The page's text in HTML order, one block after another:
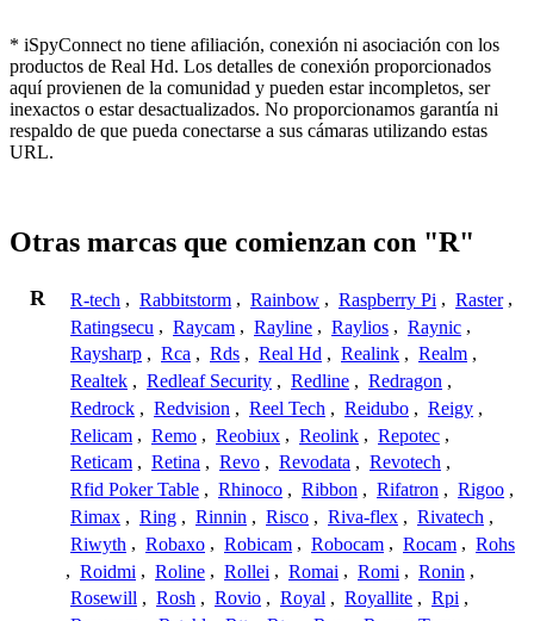
* iSpyConnect no tiene afiliación, conexión ni asociación con los
productos de Real Hd. Los detalles de conexión proporcionados
aquí provienen de la comunidad y pueden estar incompletos, ser
inexactos o estar desactualizados. No proporcionamos garantía ni
respaldo de que pueda conectarse a sus cámaras utilizando estas
URL.
Otras marcas que comienzan con "R"
R R-tech , Rabbitstorm , Rainbow , Raspberry Pi , Raster ,
Ratingsecu , Raycam , Rayline , Raylios , Raynic ,
Raysharp , Rca , Rds , Real Hd , Realink , Realm ,
Realtek , Redleaf Security , Redline , Redragon ,
Redrock , Redvision , Reel Tech , Reidubo , Reigy ,
Relicam , Remo , Reobiux , Reolink , Repotec ,
Reticam , Retina , Revo , Revodata , Revotech ,
Rfid Poker Table , Rhinoco , Ribbon , Rifatron , Rigoo ,
Rimax , Ring , Rinnin , Risco , Riva-flex , Rivatech ,
Riwyth , Robaxo , Robicam , Robocam , Rocam , Rohs
, Roidmi , Roline , Rollei , Romai , Romi , Ronin ,
Rosewill , Rosh , Rovio , Royal , Royallite , Rpi ,